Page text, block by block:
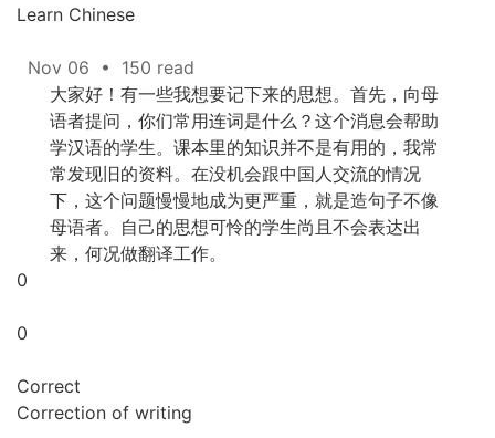
Learn Chinese
Nov 06 •
150 read
大家好！有一些我想要记下来的思想。首先，向母
语者提问，你们常用连词是什么？这个消息会帮助
学汉语的学生。课本里的知识并不是有用的，我常
常发现旧的资料。在没机会跟中国人交流的情况
下，这个问题慢慢地成为更严重，就是造句子不像
母语者。自己的思想可怜的学生尚且不会表达出
来，何况做翻译工作。
0
0
Correct
Correction of writing